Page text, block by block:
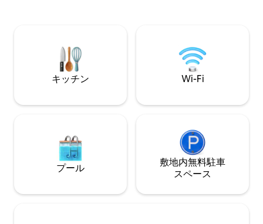
しておりません。
キッチン Wi-Fi
プール
敷地内無料駐⁠車
ス⁠ペ⁠ー⁠ス